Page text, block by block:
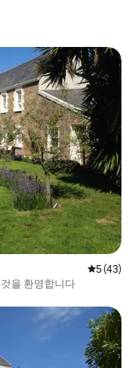
평점 5점
5 (43)
을 환영합니다